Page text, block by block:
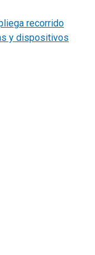
recorrido
y dispositivos